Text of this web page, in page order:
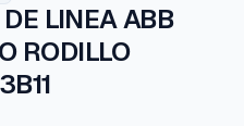
LINEA ABB
RODILLO